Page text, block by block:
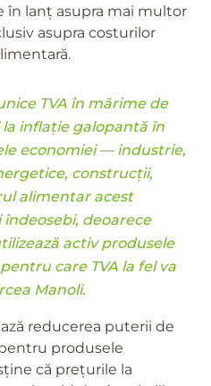
în lanț asupra mai multor
asupra costurilor
TVA în mărime de
inflație galopantă în
economiei — industrie,
construcții,
alimentar acest
deoarece
activ produsele
care TVA la fel va
Manoli.
reducerea puterii de
produsele
că prețurile la